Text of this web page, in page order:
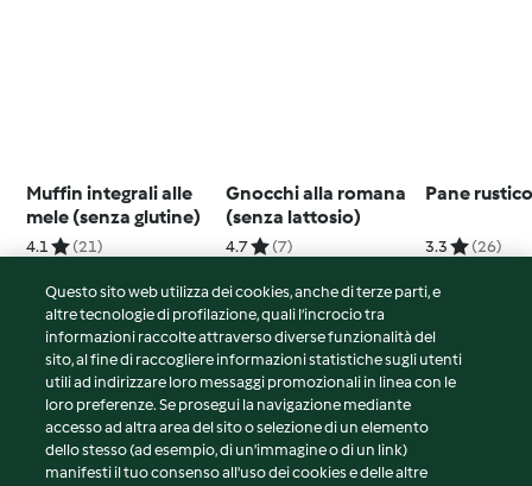
Muffin integrali alle
mele (senza glutine)
4.1 (21)
Gnocchi alla romana
(senza lattosio)
4.7 (7)
Pane
3.3 (26)
© Copyright 2026
Termini del servizio
Informativa sulla privacy
Avvertenze generali
Questo sito web utilizza dei cookies, anche di terze parti, e
altre tecnologie di profilazione, quali l’incrocio tra
informazioni raccolte attraverso diverse funzionalità del
sito, al fine di raccogliere informazioni statistiche sugli utenti
utili ad indirizzare loro messaggi promozionali in linea con le
loro preferenze. Se prosegui la navigazione mediante
accesso ad altra area del sito o selezione di un elemento
dello stesso (ad esempio, di un'immagine o di un link)
manifesti il tuo consenso all'uso dei cookies e delle altre